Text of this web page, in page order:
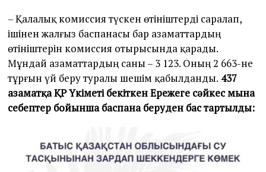
– Қалалық комиссия түскен өтініштерді саралап,
ішінен жалғыз баспанасы бар азаматтардың
өтініштерін комиссия отырысында қарады.
Мұндай азаматтардың саны – 3 123. Оның 2 663-не
тұрғын үй беру туралы шешім қабылданды. 437
азаматқа ҚР Үкіметі бекіткен Ережеге сәйкес мына
себептер бойынша баспана беруден бас тартылды: